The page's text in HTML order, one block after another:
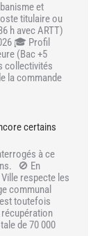
et
titulaire ou
h avec ARTT)
🎓 Profil
(Bac +5
collectivités
la commande
certains
à ce
🚫 En
respecte les
communal
toutefois
de 70 000